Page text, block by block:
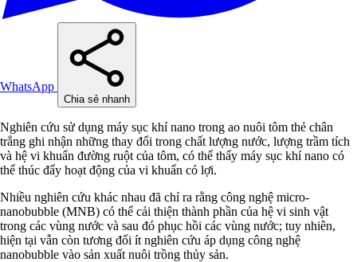
WhatsApp
Chia sẻ nhanh
Nghiên cứu sử dụng máy sục khí nano trong ao nuôi tôm thẻ chân
trắng ghi nhận những thay đổi trong chất lượng nước, lượng trầm tích
và hệ vi khuẩn đường ruột của tôm, có thể thấy máy sục khí nano có
thể thúc đẩy hoạt động của vi khuẩn có lợi.
Nhiều nghiên cứu khác nhau đã chỉ ra rằng công nghệ micro-
nanobubble (MNB) có thể cải thiện thành phần của hệ vi sinh vật
trong các vùng nước và sau đó phục hồi các vùng nước; tuy nhiên,
hiện tại vẫn còn tương đối ít nghiên cứu áp dụng công nghệ
nanobubble vào sản xuất nuôi trồng thủy sản.